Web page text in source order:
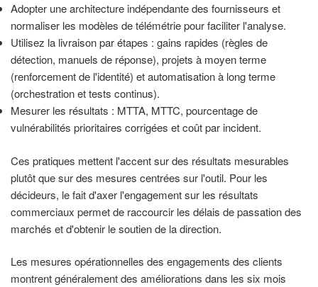
Adopter une architecture indépendante des fournisseurs et
normaliser les modèles de télémétrie pour faciliter l'analyse.
Utilisez la livraison par étapes : gains rapides (règles de
détection, manuels de réponse), projets à moyen terme
(renforcement de l'identité) et automatisation à long terme
(orchestration et tests continus).
Mesurer les résultats : MTTA, MTTC, pourcentage de
vulnérabilités prioritaires corrigées et coût par incident.
Ces pratiques mettent l'accent sur des résultats mesurables
plutôt que sur des mesures centrées sur l'outil. Pour les
décideurs, le fait d'axer l'engagement sur les résultats
commerciaux permet de raccourcir les délais de passation des
marchés et d'obtenir le soutien de la direction.
Les mesures opérationnelles des engagements des clients
montrent généralement des améliorations dans les six mois